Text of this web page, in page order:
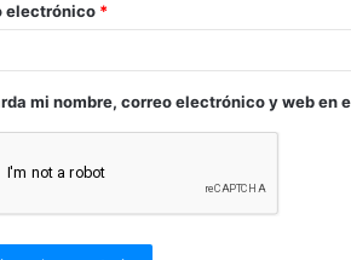
electrónico *
mi nombre, correo electrónico y web en